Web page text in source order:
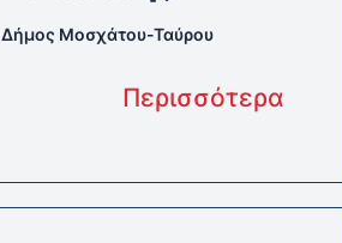
Δήμος Μοσχάτου-Ταύρου
Περισσότερα